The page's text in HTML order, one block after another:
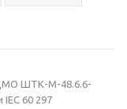
ШТК-М-48.6.6-
60 297